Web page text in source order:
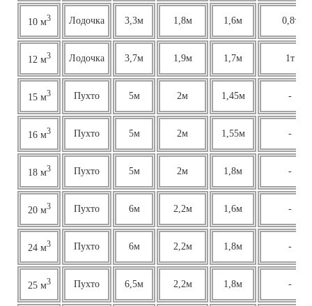
10 м3 Лодочка 3,3м 1,8м 1,6м 0,8т
12 м3 Лодочка 3,7м 1,9м 1,7м 1т
15 м3 Пухто 5м 2м 1,45м -
16 м3 Пухто 5м 2м 1,55м -
18 м3 Пухто 5м 2м 1,8м -
20 м3 Пухто 6м 2,2м 1,6м -
24 м3 Пухто 6м 2,2м 1,8м -
25 м3 Пухто 6,5м 2,2м 1,8м -